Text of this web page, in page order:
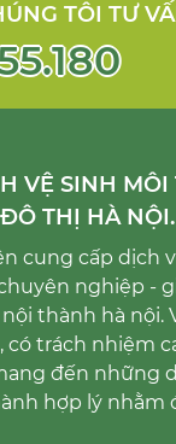
TÔI TƯ
VỆ SINH MÔI
THỊ HÀ NỘI.
cung cấp dịch
nghiệp -
thành hà nội.
trách nhiệm
đến những
hợp lý nhằm